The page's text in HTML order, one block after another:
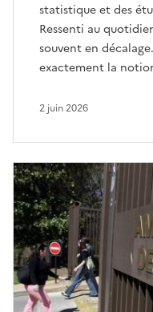
statistique et des
Ressenti au
souvent en
exactement la
2 juin 2026